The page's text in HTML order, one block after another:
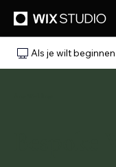
Als je wilt